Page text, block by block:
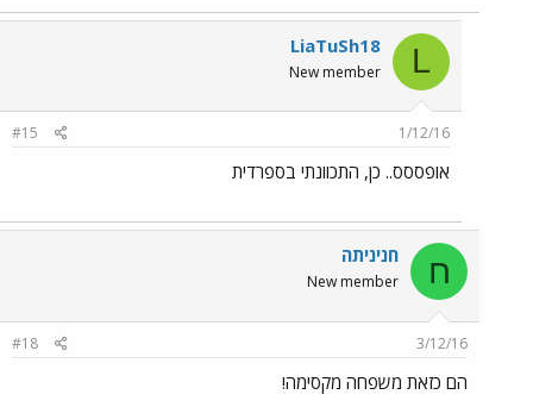
L
LiaTuSh18
New member
1/12/16
#15
אופססס.. כן, התכוונתי בספרדית
ח חניניתה
New member
3/12/16
#18
הם כזאת משפחה מקסימה!